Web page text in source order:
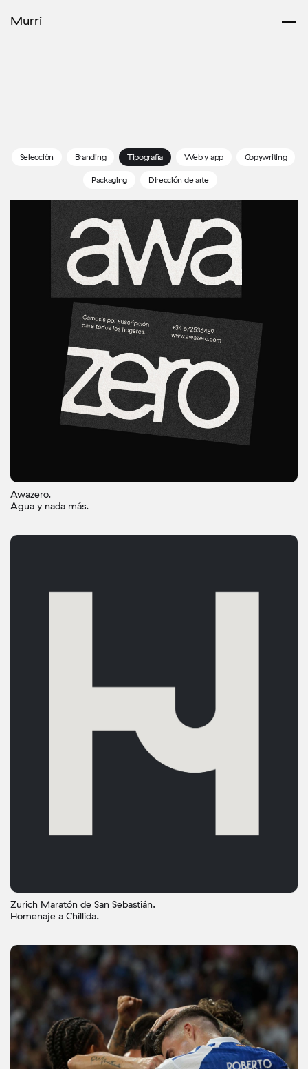
Murri
Selección Branding Tipografía Web y app Copywriting
Packaging Dirección de arte
Awazero.
Agua y nada más.
Zurich Maratón de San Sebastián.
Homenaje a Chillida.